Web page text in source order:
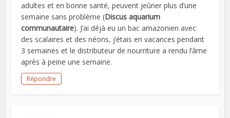
adultes et en bonne santé, peuvent jeûner plus d’une
semaine sans problème (Discus aquarium
communautaire). J’ai déjà eu un bac amazonien avec
des scalaires et des néons, j’étais en vacances pendant
3 semaines et le distributeur de nourriture a rendu l’âme
après à peine une semaine.
Répondre